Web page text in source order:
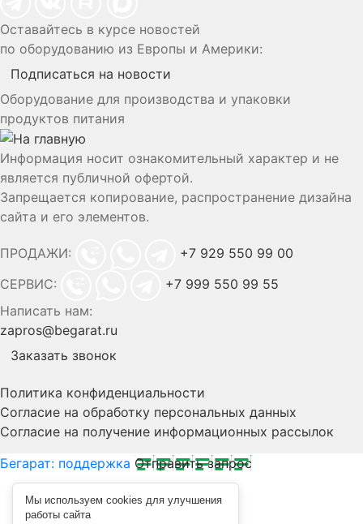
Мы используем cookies для улучшения
работы сайта
Оставайтесь в курсе новостей
по оборудованию из Европы и Америки:
Подписаться на новости
Оборудование для производства и упаковки
продуктов питания
Информация носит ознакомительный характер и не
является публичной офертой.
Запрещается копирование, распространение дизайна
сайта и его элементов.
ПРОДАЖИ:
+7 929 550 99 00
СЕРВИС:
+7 999 550 99 55
Написать нам:
zapros@begarat.ru
Заказать звонок
Политика конфиденциальности
Согласие на обработку персональных данных
Согласие на получение информационных рассылок
Бегарат: поддержка Отправить запрос